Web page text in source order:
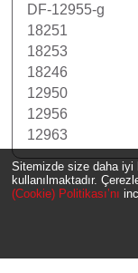
Sitemizde size daha iyi
kullanılmaktadır.
(Cookie) Politikası’nı
DF-12955-g
18251
18253
18246
12950
12956
12963